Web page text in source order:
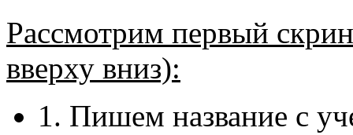
Рассмотрим первый
вверху вниз):
1. Пишем название с